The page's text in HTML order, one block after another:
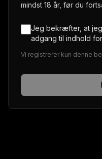
mindst 18 år, før du
Jeg bekræfter, at
adgang til indhold
Vi registrerer kun denne